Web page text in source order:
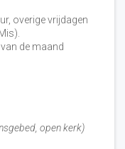
overige vrijdagen
de maand
open kerk)